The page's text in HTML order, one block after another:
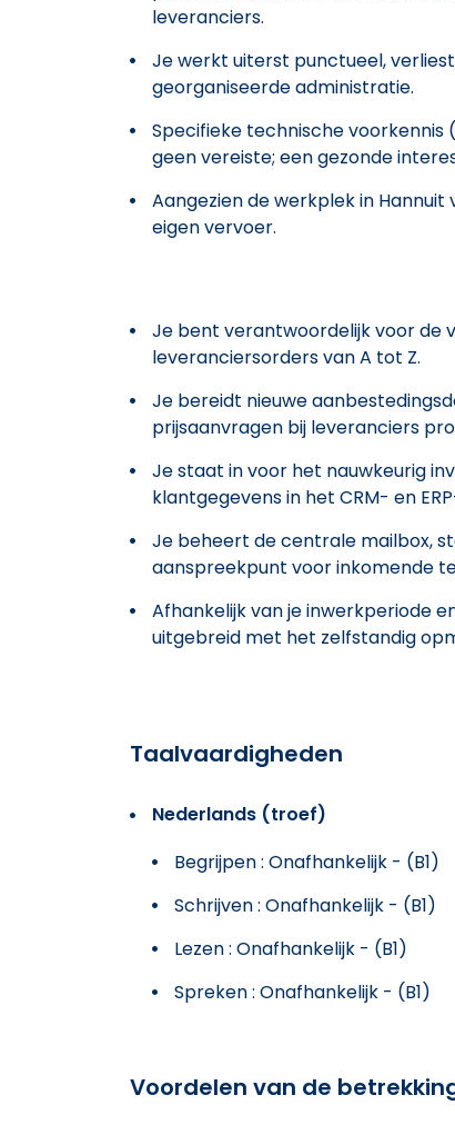
leveranciers.
Je werkt uiterst punctueel,
georganiseerde administratie.
Specifieke technische
geen vereiste; een gezonde
Aangezien de werkplek in
eigen vervoer.
Je bent verantwoordelijk voor de
leveranciersorders van A tot Z.
Je bereidt nieuwe
prijsaanvragen bij leveranciers
Je staat in voor het nauwkeurig
klantgegevens in het CRM- en
Je beheert de centrale mailbox,
aanspreekpunt voor inkomende
Afhankelijk van je inwerkperiode
uitgebreid met het zelfstandig
Taalvaardigheden
Nederlands (troef)
Begrijpen : Onafhankelijk - (B1)
Schrijven : Onafhankelijk - (B1)
Lezen : Onafhankelijk - (B1)
Spreken : Onafhankelijk - (B1)
Voordelen van de